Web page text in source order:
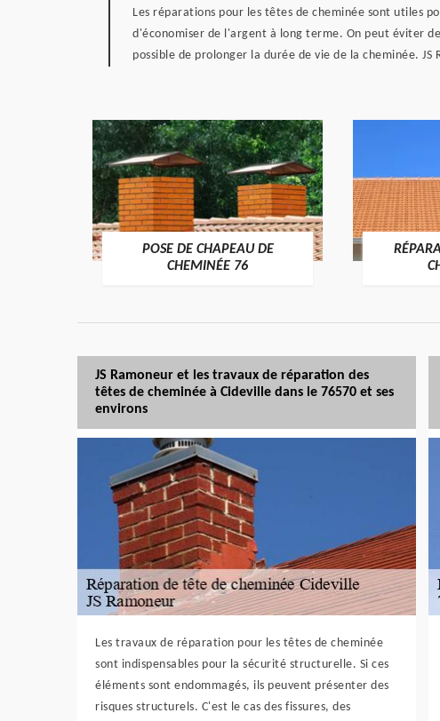
Les réparations pour les têtes de cheminée sont utiles
d'économiser de l'argent à long terme. On peut éviter
possible de prolonger la durée de vie de la cheminée.
POSE DE CHAPEAU DE
CHEMINÉE 76
JS Ramoneur et les travaux de réparation des
têtes de cheminée à Cideville dans le 76570 et ses
environs
Les travaux de réparation pour les têtes de cheminée
sont indispensables pour la sécurité structurelle. Si ces
éléments sont endommagés, ils peuvent présenter des
risques structurels. C'est le cas des fissures, des